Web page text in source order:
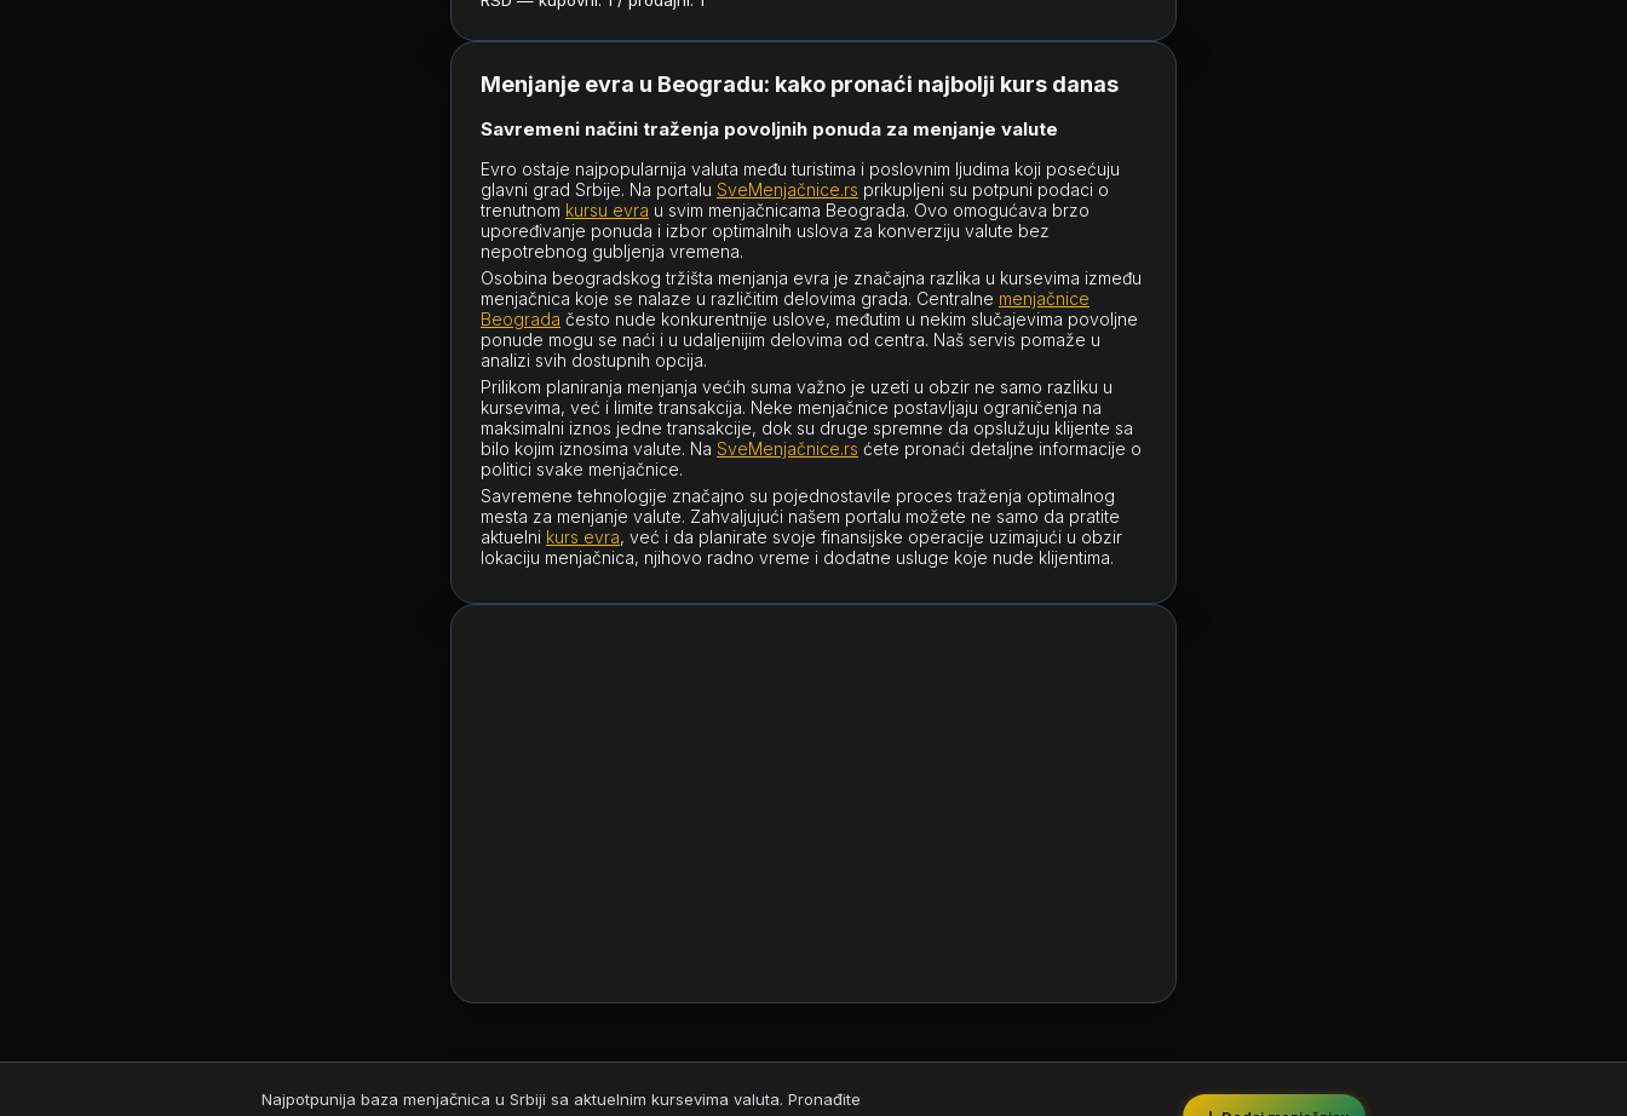
Menjanje evra u Beogradu: kako pronaći najbolji kurs danas
Savremeni načini traženja povoljnih ponuda za menjanje valute
Evro ostaje najpopularnija valuta među turistima i poslovnim ljudima koji posećuju
glavni grad Srbije. Na portalu SveMenjačnice.rs prikupljeni su potpuni podaci o
trenutnom kursu evra u svim menjačnicama Beograda. Ovo omogućava brzo
upoređivanje ponuda i izbor optimalnih uslova za konverziju valute bez
nepotrebnog gubljenja vremena.
Osobina beogradskog tržišta menjanja evra je značajna razlika u kursevima između
menjačnica koje se nalaze u različitim delovima grada. Centralne menjačnice
Beograda često nude konkurentnije uslove, međutim u nekim slučajevima povoljne
ponude mogu se naći i u udaljenijim delovima od centra. Naš servis pomaže u
analizi svih dostupnih opcija.
Prilikom planiranja menjanja većih suma važno je uzeti u obzir ne samo razliku u
kursevima, već i limite transakcija. Neke menjačnice postavljaju ograničenja na
maksimalni iznos jedne transakcije, dok su druge spremne da opslužuju klijente sa
bilo kojim iznosima valute. Na SveMenjačnice.rs ćete pronaći detaljne informacije o
politici svake menjačnice.
Savremene tehnologije značajno su pojednostavile proces traženja optimalnog
mesta za menjanje valute. Zahvaljujući našem portalu možete ne samo da pratite
aktuelni kurs evra, već i da planirate svoje finansijske operacije uzimajući u obzir
lokaciju menjačnica, njihovo radno vreme i dodatne usluge koje nude klijentima.
Najpotpunija baza menjačnica u Srbiji sa aktuelnim kursevima valuta. Pronađite